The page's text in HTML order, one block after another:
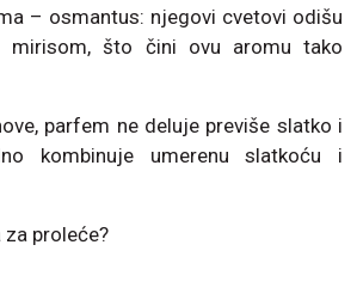
– osmantus: njegovi cvetovi odišu
mirisom, što čini ovu aromu tako
parfem ne deluje previše slatko i
kombinuje umerenu slatkoću i
za proleće?